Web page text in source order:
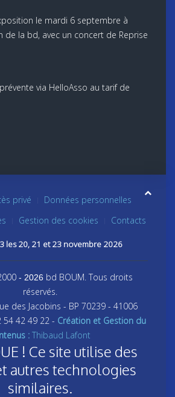
le mardi 6 septembre à
de la bd, avec un concert de Reprise
via HelloAsso au tarif de
privé
Données personnelles
Gestion des cookies Contacts
les 20, 21 et 23 novembre 2026
- 2026 bd BOUM. Tous droits
réservés.
des Jacobins - BP 70239 - 41006
54 42 49 22 - Création et Gestion du
: Thibaud Lafont
! Ce site utilise des
autres technologies
similaires.